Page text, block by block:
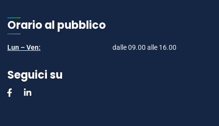
Orario al pubblico
Lun – Ven: dalle 09.00 alle 16.00
Seguici su